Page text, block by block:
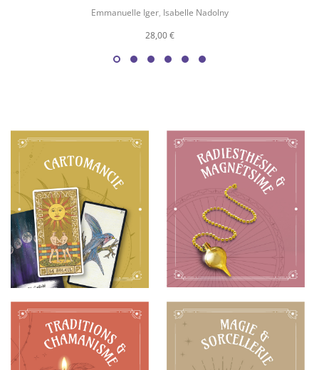
Emmanuelle Iger, Isabelle Nadolny
28,00 €